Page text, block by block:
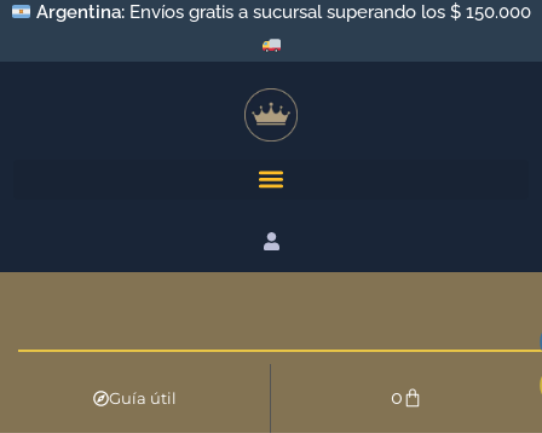
Argentina:Envíos a todo el país por Andreani y Correo
Argentino
Guía útil 0